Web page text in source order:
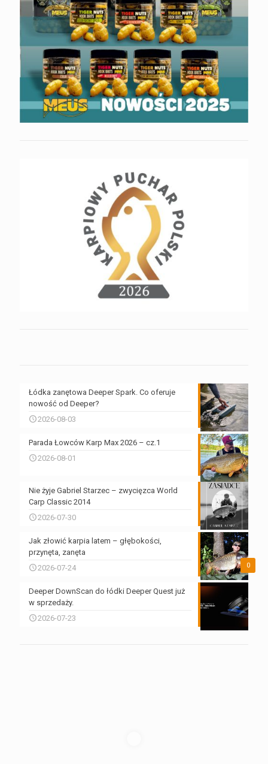
Łódka zanętowa Deeper Spark. Co oferuje
nowość od Deeper?
2026-08-03
Parada Łowców Karp Max 2026 – cz.1
2026-08-01
Nie żyje Gabriel Starzec – zwycięzca World
Carp Classic 2014
2026-07-30
0
Jak złowić karpia latem – głębokości,
przynęta, zanęta
2026-07-24
Deeper DownScan do łódki Deeper Quest już
w sprzedaży.
2026-07-23